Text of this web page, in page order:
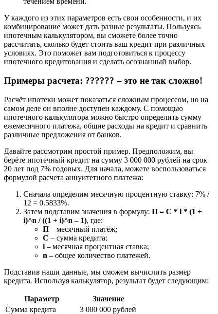
У каждого из этих параметров есть свои особенности, и их
комбинирование может дать разные результаты. Пользуясь
ипотечным калькулятором, вы сможете более точно
рассчитать, сколько будет стоить ваш кредит при различных
условиях. Это поможет вам подготовиться к процессу
ипотечного кредитования и сделать осознанный выбор.
Примеры расчета: ?????? – это не так сложно!
Расчёт ипотеки может показаться сложным процессом, но на
самом деле он вполне доступен каждому. С помощью
ипотечного калькулятора можно быстро определить сумму
ежемесячного платежа, общие расходы на кредит и сравнить
различные предложения от банков.
Давайте рассмотрим простой пример. Предположим, вы
берёте ипотечный кредит на сумму 3 000 000 рублей на срок
20 лет под 7% годовых. Для начала, можете воспользоваться
формулой расчета аннуитетного платежа:
Сначала определим месячную процентную ставку: 7% /
12 = 0.5833%.
Затем подставим значения в формулу: П = С * i * (1 +
i)^n / ((1 + i)^n – 1), где:
П – месячный платёж;
С – сумма кредита;
i – месячная процентная ставка;
n – общее количество платежей.
Подставив наши данные, мы сможем вычислить размер
кредита. Используя калькулятор, результат будет следующим:
Параметр
Значение
Сумма кредита
3 000 000 рублей